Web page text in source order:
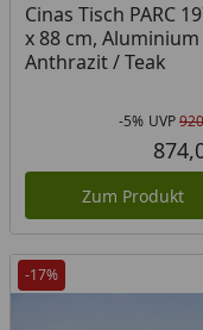
Cinas Tisch PARC
x 88 cm, Aluminium
Anthrazit / Teak
-5% UVP
Zum Produkt
-17%